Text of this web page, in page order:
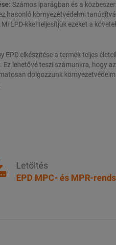
Számos iparágban és a
hasonló környezetvédelmi
EPD-kkel teljesítjük ezeket a
EPD elkészítése a termék teljes
Ez lehetővé teszi számunkra, hogy
dolgozzunk környezetvédelmi
Letöltés
EPD MPC- és MPR-